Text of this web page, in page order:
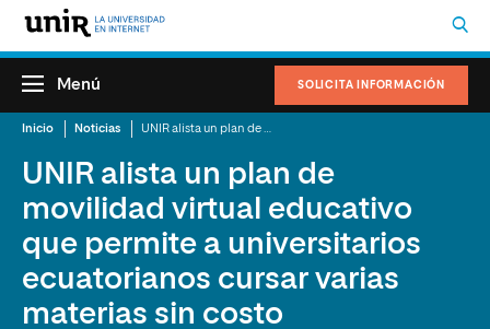
SOLICITA INFORMACIÓN
Menú
Inicio Noticias
UNIR alista un plan de
movilidad virtual educativo
que permite a universitarios
ecuatorianos cursar varias
materias sin costo